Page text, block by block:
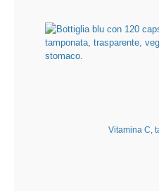
Vitamina C,